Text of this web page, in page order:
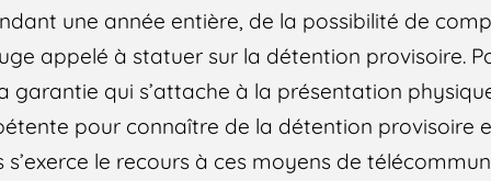
une année entière, de la possibilité de
appelé à statuer sur la détention provisoire.
garantie qui s’attache à la présentation
pour connaître de la détention provisoire
le recours à ces moyens de